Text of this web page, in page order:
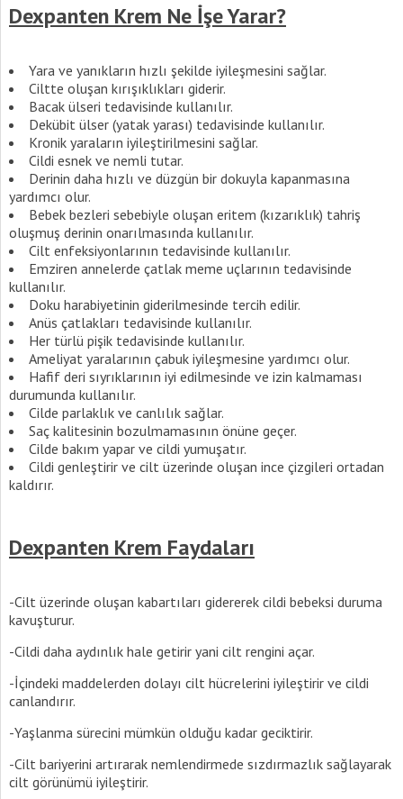
Dexpanten Krem Ne İşe Yarar?
Yara ve yanıkların hızlı şekilde iyileşmesini sağlar.
Ciltte oluşan kırışıklıkları giderir.
Bacak ülseri tedavisinde kullanılır.
Dekübit ülser (yatak yarası) tedavisinde kullanılır.
Kronik yaraların iyileştirilmesini sağlar.
Cildi esnek ve nemli tutar.
Derinin daha hızlı ve düzgün bir dokuyla kapanmasına
yardımcı olur.
Bebek bezleri sebebiyle oluşan eritem (kızarıklık) tahriş
oluşmuş derinin onarılmasında kullanılır.
Cilt enfeksiyonlarının tedavisinde kullanılır.
Emziren annelerde çatlak meme uçlarının tedavisinde
kullanılır.
Doku harabiyetinin giderilmesinde tercih edilir.
Anüs çatlakları tedavisinde kullanılır.
Her türlü pişik tedavisinde kullanılır.
Ameliyat yaralarının çabuk iyileşmesine yardımcı olur.
Hafif deri sıyrıklarının iyi edilmesinde ve izin kalmaması
durumunda kullanılır.
Cilde parlaklık ve canlılık sağlar.
Saç kalitesinin bozulmamasının önüne geçer.
Cilde bakım yapar ve cildi yumuşatır.
Cildi genleştirir ve cilt üzerinde oluşan ince çizgileri ortadan
kaldırır.
Dexpanten Krem Faydaları
-Cilt üzerinde oluşan kabartıları gidererek cildi bebeksi duruma
kavuşturur.
-Cildi daha aydınlık hale getirir yani cilt rengini açar.
-İçindeki maddelerden dolayı cilt hücrelerini iyileştirir ve cildi
canlandırır.
-Yaşlanma sürecini mümkün olduğu kadar geciktirir.
-Cilt bariyerini artırarak nemlendirmede sızdırmazlık sağlayarak
cilt görünümü iyileştirir.